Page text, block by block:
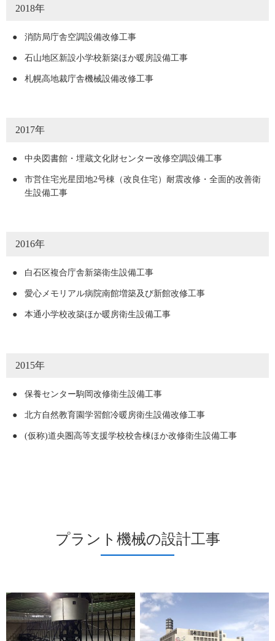
2018年
● 消防局庁舎空調設備改修工事
● 石山地区新設小学校新築ほか暖房設備工事
● 札幌高地裁庁舎機械設備改修工事
2017年
● 中央図書館・埋蔵文化財センター改修空調設備工事
●
市営住宅光星団地2号棟（改良住宅）耐震改修・全面的改善衛
生設備工事
2016年
● 白石区複合庁舎新築衛生設備工事
● 愛心メモリアル病院南館増築及び新館改修工事
● 本通小学校改築ほか暖房衛生設備工事
2015年
● 保養センター駒岡改修衛生設備工事
● 北方自然教育園学習館冷暖房衛生設備改修工事
● (仮称)道央圏高等支援学校校舎棟ほか改修衛生設備工事
プラント機械の設計工事